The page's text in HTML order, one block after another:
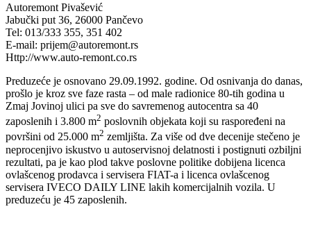
Autoremont Pivašević
Jabučki put 36, 26000 Pančevo
Tel: 013/333 355, 351 402
E-mail: prijem@autoremont.rs
Http://www.auto-remont.co.rs
Preduzeće je osnovano 29.09.1992. godine. Od osnivanja do danas,
prošlo je kroz sve faze rasta – od male radionice 80-tih godina u
Zmaj Jovinoj ulici pa sve do savremenog autocentra sa 40
zaposlenih i 3.800 m2 poslovnih objekata koji su raspoređeni na
površini od 25.000 m2 zemljišta. Za više od dve decenije stečeno je
neprocenjivo iskustvo u autoservisnoj delatnosti i postignuti ozbiljni
rezultati, pa je kao plod takve poslovne politike dobijena licenca
ovlašcenog prodavca i servisera FIAT-a i licenca ovlašcenog
servisera IVECO DAILY LINE lakih komercijalnih vozila. U
preduzeću je 45 zaposlenih.